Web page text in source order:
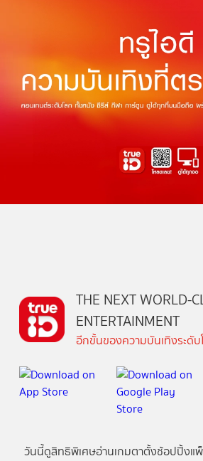
THE NEXT WORLD-
ENTERTAINMENT
อีกขั้นของความบันเทิงระดั
วันนี้ดูสิทธิพิเศษอ่านเกมตาตั้งช้อปปิ้งแ